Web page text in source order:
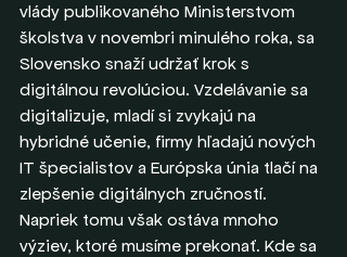
vlády publikovaného Ministerstvom
školstva v novembri minulého roka, sa
Slovensko snaží udržať krok s
digitálnou revolúciou. Vzdelávanie sa
digitalizuje, mladí si zvykajú na
hybridné učenie, firmy hľadajú nových
IT špecialistov a Európska únia tlačí na
zlepšenie digitálnych zručností.
Napriek tomu však ostáva mnoho
výziev, ktoré musíme prekonať. Kde sa